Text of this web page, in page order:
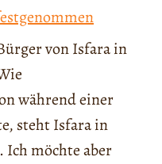
von Isfara in
während einer
steht Isfara in
Ich möchte aber